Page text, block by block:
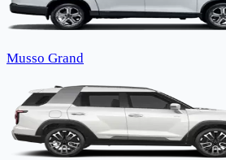
Musso Grand